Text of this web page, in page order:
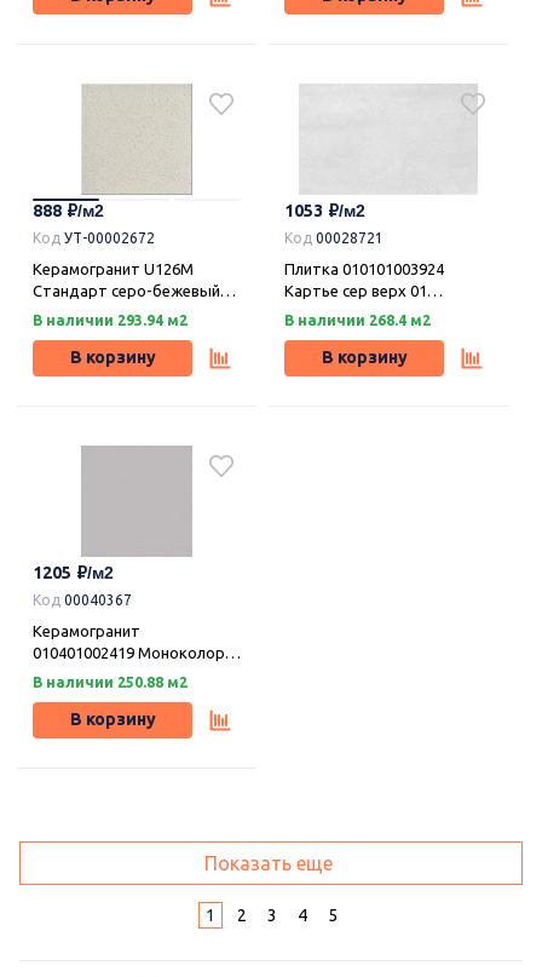
888
Код УТ-00002672
Керамогранит U126M
Стандарт серо-бежевый
30х30х8 антискользящий
В наличии 293.94 м2
В корзину
1053
Код 00028721
Плитка 010101003924
Картье сер верх 01
матовая 25х40, Gracia
В наличии 268.4 м2
В корзину
1205
Код 00040367
Керамогранит
010401002419 Моноколор
сер 01 матовая 40х40,
В наличии 250.88 м2
В корзину
Показать еще
1 2 3 4 5